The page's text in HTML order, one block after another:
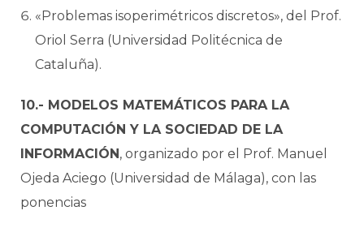
«Problemas isoperimétricos discretos», del Prof.
Oriol Serra (Universidad Politécnica de
Cataluña).
10.- MODELOS MATEMÁTICOS PARA LA
COMPUTACIÓN Y LA SOCIEDAD DE LA
INFORMACIÓN, organizado por el Prof. Manuel
Ojeda Aciego (Universidad de Málaga), con las
ponencias